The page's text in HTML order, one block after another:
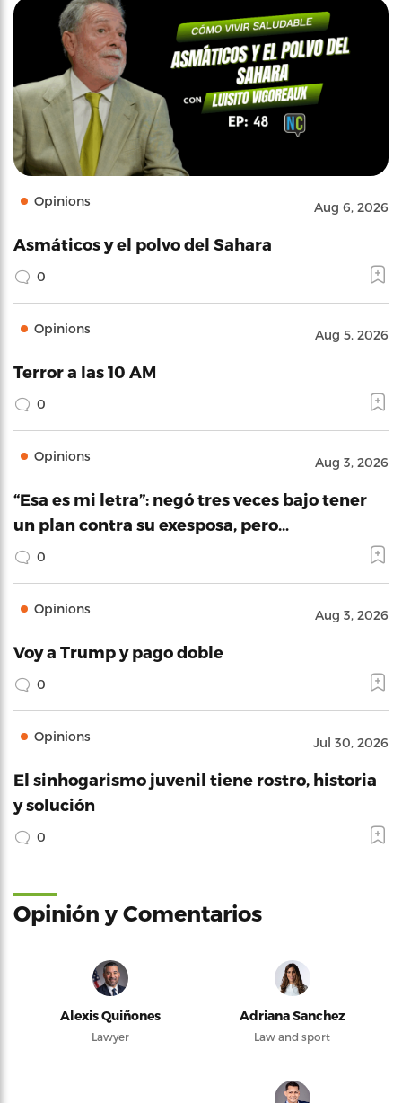
Opinions Aug 6, 2026
Asmáticos y el polvo del Sahara
0
Opinions Aug 5, 2026
Terror a las 10 AM
0
Opinions Aug 3, 2026
“Esa es mi letra”: negó tres veces bajo tener
un plan contra su exesposa, pero…
0
Opinions Aug 3, 2026
Voy a Trump y pago doble
0
Opinions Jul 30, 2026
El sinhogarismo juvenil tiene rostro, historia
y solución
0
Opinión y Comentarios
Alexis Quiñones
Lawyer
Adriana Sanchez
Law and sport